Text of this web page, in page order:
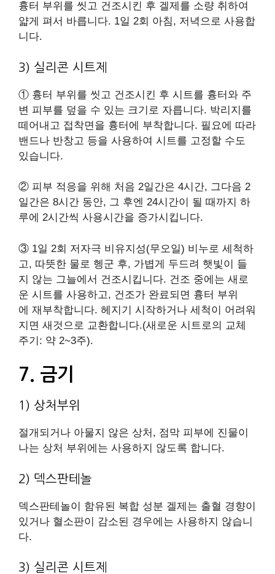
흉터 부위를 씻고 건조시킨 후 겔제를 소량 취하여
얇게 펴서 바릅니다. 1일 2회 아침, 저녁으로 사용합
니다.
3) 실리콘 시트제
① 흉터 부위를 씻고 건조시킨 후 시트를 흉터와 주
변 피부를 덮을 수 있는 크기로 자릅니다. 박리지를
떼어내고 접착면을 흉터에 부착합니다. 필요에 따라
밴드나 반창고 등을 사용하여 시트를 고정할 수도
있습니다.
② 피부 적응을 위해 처음 2일간은 4시간, 그다음 2
일간은 8시간 동안, 그 후엔 24시간이 될 때까지 하
루에 2시간씩 사용시간을 증가시킵니다.
③ 1일 2회 저자극 비유지성(무오일) 비누로 세척하
고, 따뜻한 물로 헹군 후, 가볍게 두드려 햇빛이 들
지 않는 그늘에서 건조시킵니다. 건조 중에는 새로
운 시트를 사용하고, 건조가 완료되면 흉터 부위
에 재부착합니다. 헤지기 시작하거나 세척이 어려워
지면 새것으로 교환합니다.(새로운 시트로의 교체
주기: 약 2~3주).
7. 금기
1) 상처부위
절개되거나 아물지 않은 상처, 점막 피부에 진물이
나는 상처 부위에는 사용하지 않도록 합니다.
2) 덱스판테놀
덱스판테놀이 함유된 복합 성분 겔제는 출혈 경향이
있거나 혈소판이 감소된 경우에는 사용하지 않습니
다.
3) 실리콘 시트제